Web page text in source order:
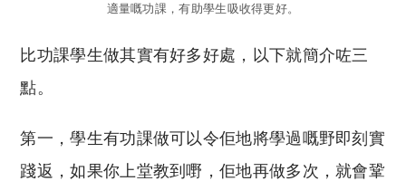
適量嘅功課，有助學生吸收得更好。
比功課學生做其實有好多好處，以下就簡介咗三
點。
第一，學生有功課做可以令佢地將學過嘅野即刻實
踐返，如果你上堂教到嘢，佢地再做多次，就會鞏